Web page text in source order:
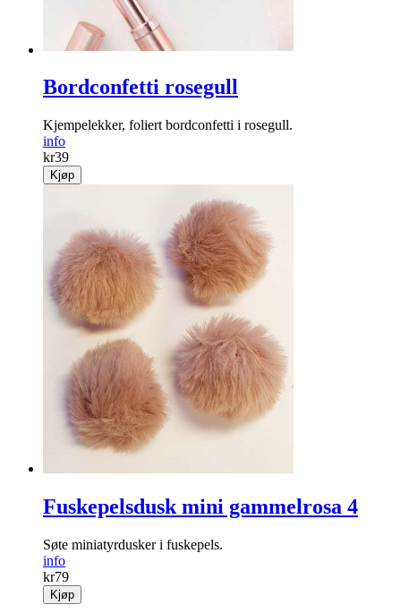
Bordconfetti rosegull
Kjempelekker, foliert bordconfetti i rosegull.
info
kr39
Kjøp
Fuskepelsdusk mini gammelrosa 4
Søte miniatyrdusker i fuskepels.
info
kr79
Kjøp